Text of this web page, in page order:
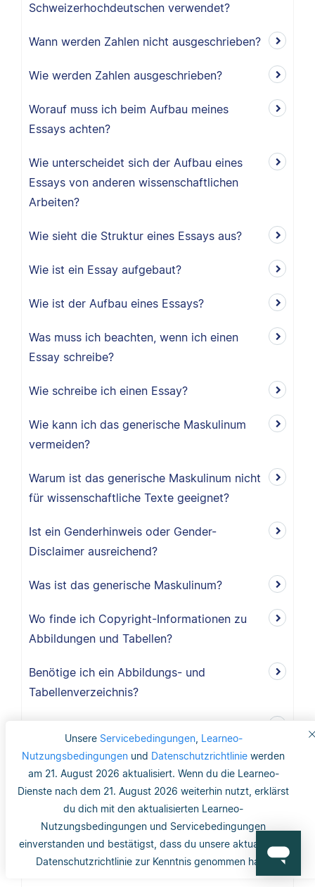
Unsere Servicebedingungen, Learneo-
Nutzungsbedingungen und Datenschutzrichtlinie werden
am 21. August 2026 aktualisiert. Wenn du die Learneo-
Dienste nach dem 21. August 2026 weiterhin nutzt, erklärst
du dich mit den aktualisierten Learneo-
Nutzungsbedingungen und Servicebedingungen
einverstanden und bestätigst, dass du unsere aktualisierte
Datenschutzrichtlinie zur Kenntnis genommen hast.
Schweizerhochdeutschen verwendet?
Wann werden Zahlen nicht ausgeschrieben?
Wie werden Zahlen ausgeschrieben?
Worauf muss ich beim Aufbau meines
Essays achten?
Wie unterscheidet sich der Aufbau eines
Essays von anderen wissenschaftlichen
Arbeiten?
Wie sieht die Struktur eines Essays aus?
Wie ist ein Essay aufgebaut?
Wie ist der Aufbau eines Essays?
Was muss ich beachten, wenn ich einen
Essay schreibe?
Wie schreibe ich einen Essay?
Wie kann ich das generische Maskulinum
vermeiden?
Warum ist das generische Maskulinum nicht
für wissenschaftliche Texte geeignet?
Ist ein Genderhinweis oder Gender-
Disclaimer ausreichend?
Was ist das generische Maskulinum?
Wo finde ich Copyright-Informationen zu
Abbildungen und Tabellen?
Benötige ich ein Abbildungs- und
Tabellenverzeichnis?
Literaturverzeichnis erwähnt?
Wie werden Abbildungen und Tabellen nach
APA zitiert?
Ist ein gedruckter Zeitungsartikel eine
bessere Quelle als ein Online-